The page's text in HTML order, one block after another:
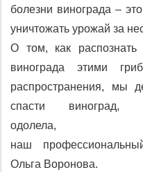
болезни винограда –
уничтожать урожай за
О том, как распознать
винограда этими
распространения, мы
спасти виноград,
наш
Ольга Воронова.